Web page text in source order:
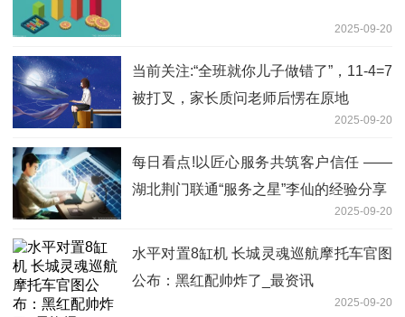
2025-09-20
当前关注:“全班就你儿子做错了”，11-4=7
被打叉，家长质问老师后愣在原地
2025-09-20
每日看点!以匠心服务共筑客户信任 ——
湖北荆门联通“服务之星”李仙的经验分享
2025-09-20
水平对置8缸机 长城灵魂巡航摩托车官图
公布：黑红配帅炸了_最资讯
2025-09-20